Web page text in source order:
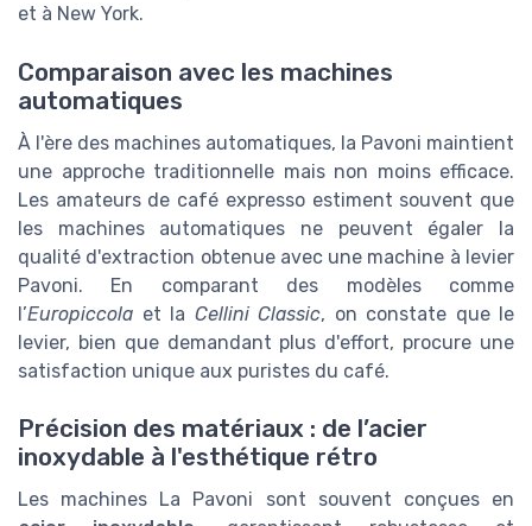
et à New York.
Comparaison avec les machines
automatiques
À l'ère des machines automatiques, la Pavoni maintient
une approche traditionnelle mais non moins efficace.
Les amateurs de café expresso estiment souvent que
les machines automatiques ne peuvent égaler la
qualité d'extraction obtenue avec une machine à levier
Pavoni. En comparant des modèles comme
l’Europiccola et la Cellini Classic, on constate que le
levier, bien que demandant plus d'effort, procure une
satisfaction unique aux puristes du café.
Précision des matériaux : de l’acier
inoxydable à l'esthétique rétro
Les machines La Pavoni sont souvent conçues en